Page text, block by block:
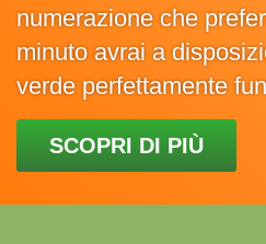
numerazione che
minuto avrai a
verde perfettamente
SCOPRI DI PIÙ